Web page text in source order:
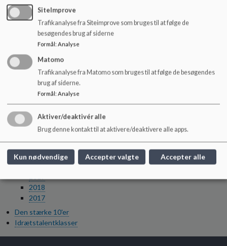
Skolebestyrelsens dagsordener
2026
2025
2024
2023
2022
2021
2020
Skolebestyrelsens referater
2026
2025
2024
2023
2022
2021
2020
2018
2017
Den stærke 10'er
Idrætstalentklasser
SiteImprove
Trafikanalyse fra Siteimprove som bruges til at følge de
besøgendes brug af siderne
Formål: Analyse
Matomo
Trafikanalyse fra Matomo som bruges til at følge de besøgendes
brug af siderne.
Formål: Analyse
Aktiver/deaktivér alle
Brug denne kontakt til at aktivere/deaktivere alle apps.
Kun nødvendige Accepter valgte Accepter alle